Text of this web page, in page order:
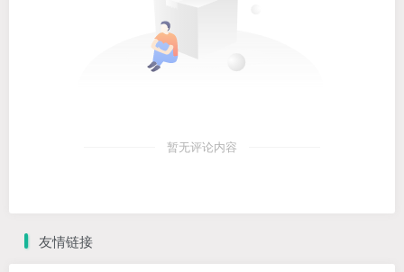
暂无评论内容
友情链接